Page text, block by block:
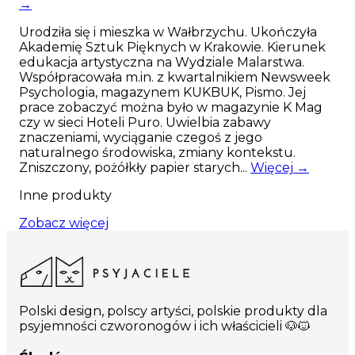
zgodnie z prawem produkty personalizowane
nie podlegają zwrotom.
Najważniejsze cechy produktu: Kolorowa,
dwustronna, bardzo wytrzymała taśma o
szerokości 25mm; Mocne, odporne na warunki
atmosferyczne okucia marki Duraflex; Dwa
rodzaje karabinków dopasowanych do wielkości
psa; D ring pozwalający zapiąć etiu na kupoworki;
Ręcznie wykonana w Polsce; Rączka podszyta
miękką pianką; Dodatkowa rączka na dole
smyczy; Unikalny wzór dostępny tylko na
Psyjaciele.com
→
Urodziła się i mieszka w Wałbrzychu. Ukończyła
Akademię Sztuk Pięknych w Krakowie. Kierunek
edukacja artystyczna na Wydziale Malarstwa.
Współpracowała m.in. z kwartalnikiem Newsweek
Psychologia, magazynem KUKBUK, Pismo. Jej
prace zobaczyć można było w magazynie K Mag
czy w sieci Hoteli Puro. Uwielbia zabawy
znaczeniami, wyciąganie czegoś z jego
naturalnego środowiska, zmiany kontekstu.
Zniszczony, pożółkły papier starych... Więcej →
Inne produkty
Zobacz więcej
Polski design, polscy artyści, polskie produkty dla
psyjemności czworonogów i ich właścicieli 🐶🐱